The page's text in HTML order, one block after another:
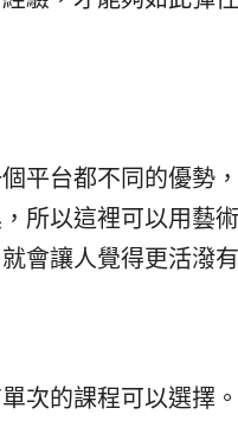
平台都不同的優勢
所以這裡可以用藝
會讓人覺得更活潑
次的課程可以選擇。